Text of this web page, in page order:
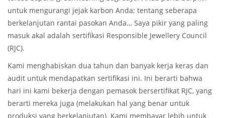
untuk mengurangi jejak karbon Anda; tentang seberapa
berkelanjutan rantai pasokan Anda… Saya pikir yang paling
masuk akal adalah sertifikasi Responsible Jewellery Council
(RJC).
Kami menghabiskan dua tahun dan banyak kerja keras dan
audit untuk mendapatkan sertifikasi ini. Ini berarti bahwa
hari ini kami bekerja dengan pemasok bersertifikat RJC, yang
berarti mereka juga (melakukan hal yang benar untuk
produksi yang berkelanjutan). Kami membayar lebih untuk